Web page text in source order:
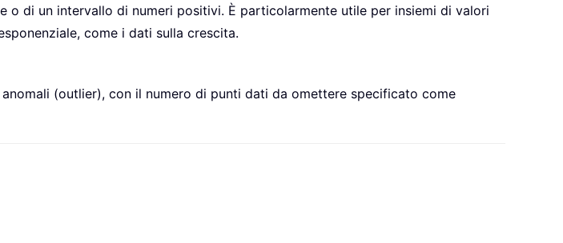
o di un intervallo di numeri positivi. È particolarmente utile per insiemi di valori
come i dati sulla crescita.
(outlier), con il numero di punti dati da omettere specificato come